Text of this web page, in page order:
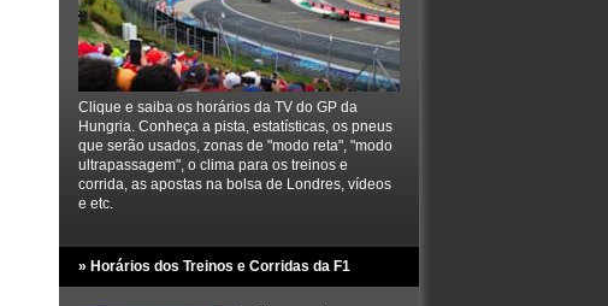
Clique e saiba os horários da TV do GP da
Hungria. Conheça a pista, estatísticas, os pneus
que serão usados, zonas de "modo reta", "modo
ultrapassagem", o clima para os treinos e
corrida, as apostas na bolsa de Londres, vídeos
e etc.
» Horários dos Treinos e Corridas da F1